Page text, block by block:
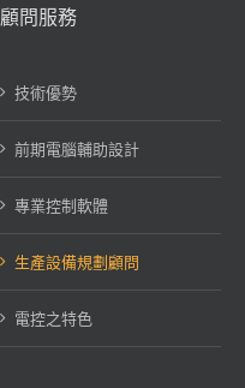
顧問服務
技術優勢
前期電腦輔助設計
專業控制軟體
生產設備規劃顧問
電控之特色